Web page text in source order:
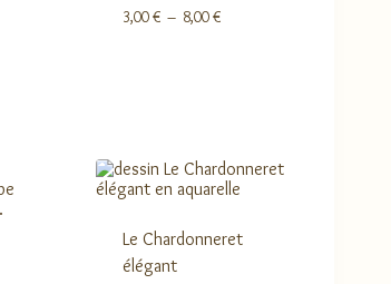
3,00€ – 8,00€Plage
Le Chardonneret
élégant